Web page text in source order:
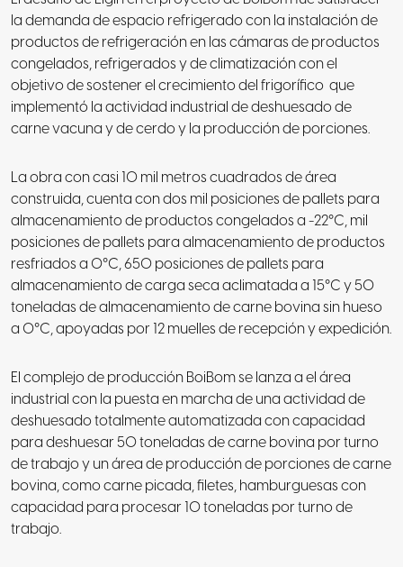
la demanda de espacio refrigerado con la instalación de
productos de refrigeración en las cámaras de productos
congelados, refrigerados y de climatización con el
objetivo de sostener el crecimiento del frigorífico que
implementó la actividad industrial de deshuesado de
carne vacuna y de cerdo y la producción de porciones.
La obra con casi 10 mil metros cuadrados de área
construida, cuenta con dos mil posiciones de pallets para
almacenamiento de productos congelados a -22°C, mil
posiciones de pallets para almacenamiento de productos
resfriados a 0°C, 650 posiciones de pallets para
almacenamiento de carga seca aclimatada a 15°C y 50
toneladas de almacenamiento de carne bovina sin hueso
a 0°C, apoyadas por 12 muelles de recepción y expedición.
El complejo de producción BoiBom se lanza a el área
industrial con la puesta en marcha de una actividad de
deshuesado totalmente automatizada con capacidad
para deshuesar 50 toneladas de carne bovina por turno
de trabajo y un área de producción de porciones de carne
bovina, como carne picada, filetes, hamburguesas con
capacidad para procesar 10 toneladas por turno de
trabajo.